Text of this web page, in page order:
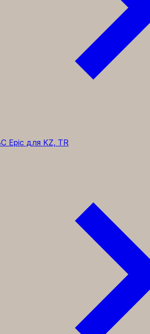
Epic для KZ, TR